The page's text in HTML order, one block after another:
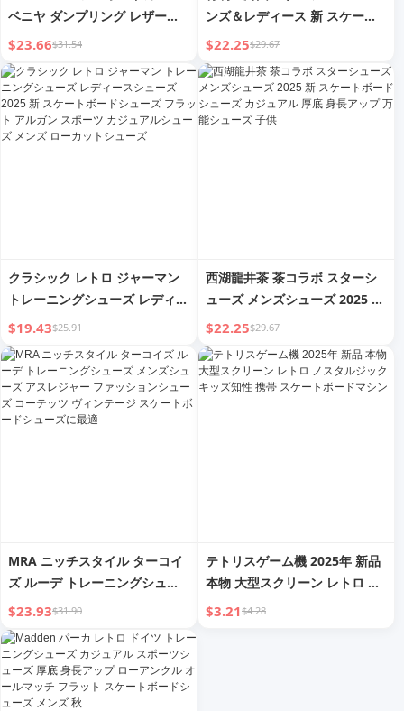
ベニヤ ダンプリング レザーバ
ッグ カービング スケートボー
ドカバー スノーボード プロテ
クティブカバー ブレードボード
カバー 伸縮性プラス
$23.66$31.54
ンズ＆レディース 新 スケート
ボードシューズ 秋 厚底 身長ア
ップ 男の子 プーティエン カジ
ュアルシューズ ファッション
$22.25$29.67
クラシック レトロ ジャーマン
トレーニングシューズ レディー
スシューズ 2025 新 スケートボ
ードシューズ フラット アルガ
ン スポーツ カジュアルシュー
ズ メンズ ローカットシューズ
$19.43$25.91
西湖龍井茶 茶コラボ スターシ
ューズ メンズシューズ 2025 新
スケートボードシューズ カジュ
アル 厚底 身長アップ 万能シュ
ーズ 子供
$22.25$29.67
MRA ニッチスタイル ターコイ
ズ ルーデ トレーニングシュー
ズ メンズシューズ アスレジャ
ー ファッションシューズ コー
テッツ ヴィンテージ スケート
ボードシューズに最適
$23.93$31.90
テトリスゲーム機 2025年 新品
本物 大型スクリーン レトロ ノ
スタルジック キッズ知性 携帯
$3.21$4.28